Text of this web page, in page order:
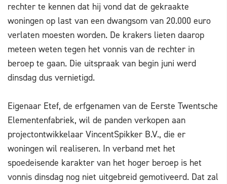
rechter te kennen dat hij vond dat de gekraakte
woningen op last van een dwangsom van 20.000 euro
verlaten moesten worden. De krakers lieten daarop
meteen weten tegen het vonnis van de rechter in
beroep te gaan. Die uitspraak van begin juni werd
dinsdag dus vernietigd.
Eigenaar Etef, de erfgenamen van de Eerste Twentsche
Elementenfabriek, wil de panden verkopen aan
projectontwikkelaar VincentSpikker B.V., die er
woningen wil realiseren. In verband met het
spoedeisende karakter van het hoger beroep is het
vonnis dinsdag nog niet uitgebreid gemotiveerd. Dat zal